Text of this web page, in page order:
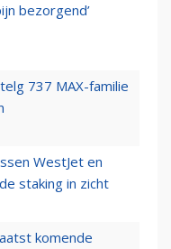
bezorgend’
737 MAX-familie
WestJet en
staking in zicht
komende